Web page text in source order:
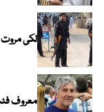
لکی مروت
معروف